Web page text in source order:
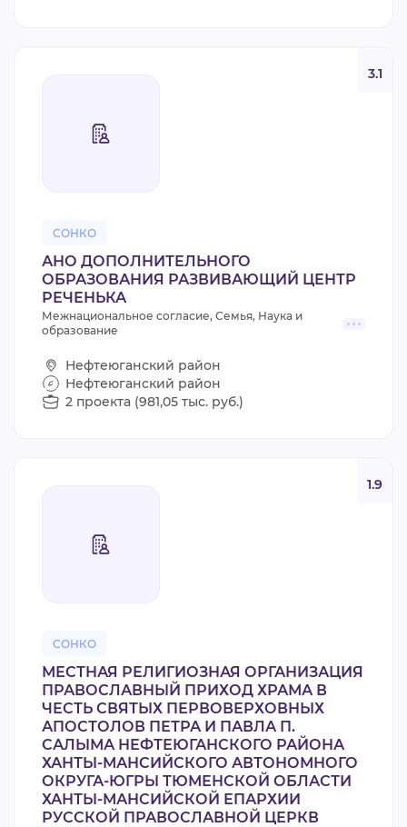
СОНКО
3.1
АНО ДОПОЛНИТЕЛЬНОГО
ОБРАЗОВАНИЯ РАЗВИВАЮЩИЙ ЦЕНТР
РЕЧЕНЬКА
Межнациональное согласие, Семья, Наука и
образование
Нефтеюганский район
Нефтеюганский район
2 проекта (981,05 тыс. руб.)
СОНКО
1.9
МЕСТНАЯ РЕЛИГИОЗНАЯ ОРГАНИЗАЦИЯ
ПРАВОСЛАВНЫЙ ПРИХОД ХРАМА В
ЧЕСТЬ СВЯТЫХ ПЕРВОВЕРХОВНЫХ
АПОСТОЛОВ ПЕТРА И ПАВЛА П.
САЛЫМА НЕФТЕЮГАНСКОГО РАЙОНА
ХАНТЫ-МАНСИЙСКОГО АВТОНОМНОГО
ОКРУГА-ЮГРЫ ТЮМЕНСКОЙ ОБЛАСТИ
ХАНТЫ-МАНСИЙСКОЙ ЕПАРХИИ
РУССКОЙ ПРАВОСЛАВНОЙ ЦЕРКВ